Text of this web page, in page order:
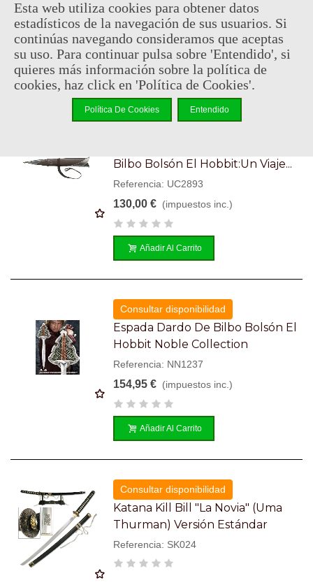
Referencia: UC3042
329,95 € (impuestos inc.)
Añadir Al Carrito
Bilbo Bolsón El Hobbit:Un Viaje...
Referencia: UC2893
130,00 € (impuestos inc.)
Añadir Al Carrito
Consultar disponibilidad
Espada Dardo De Bilbo Bolsón El
Hobbit Noble Collection
Referencia: NN1237
154,95 € (impuestos inc.)
Añadir Al Carrito
Consultar disponibilidad
Katana Kill Bill "La Novia" (Uma
Thurman) Versión Estándar
Referencia: SK024
Esta web utiliza cookies para obtener datos
estadísticos de la navegación de sus usuarios. Si
continúas navegando consideramos que aceptas
su uso. Para continuar pulsa sobre 'Entendido', si
quieres más información sobre la política de
cookies, haz click en 'Política de Cookies'.
Política De Cookies Entendido